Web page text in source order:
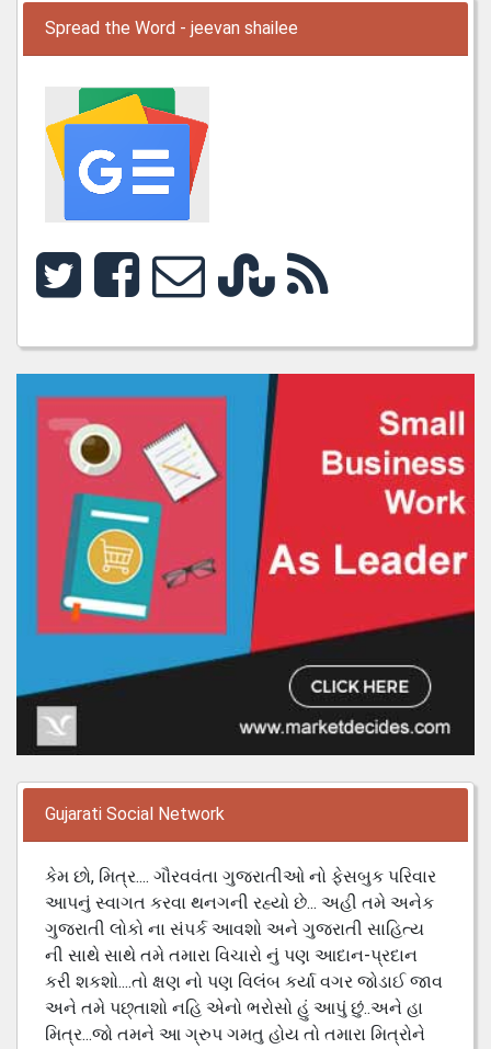
Spread the Word - jeevan shailee
Gujarati Social Network
કેમ છો, મિત્ર.... ગૌરવવંતા ગુજરાતીઓ નો ફેસબુક પરિવાર
આપનું સ્વાગત કરવા થનગની રહ્યો છે... અહી તમે અનેક
ગુજરાતી લોકો ના સંપર્ક આવશો અને ગુજરાતી સાહિત્ય
ની સાથે સાથે તમે તમારા વિચારો નું પણ આદાન-પ્રદાન
કરી શકશો....તો ક્ષણ નો પણ વિલંબ કર્યા વગર જોડાઈ જાવ
અને તમે પછ્તાશો નહિ એનો ભરોસો હું આપું છું..અને હા
મિત્ર...જો તમને આ ગ્રુપ ગમતુ હોય તો તમારા મિત્રોને